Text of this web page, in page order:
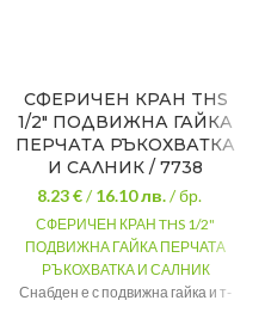
СФЕРИЧЕН КРАН THS
1/2″ ПОДВИЖНА ГАЙКА
ПЕРЧАТА РЪКОХВАТКА
И САЛНИК / 7738
8.23 €/16.10лв./ бр.
СФЕРИЧЕН КРАН THS 1/2"
ПОДВИЖНА ГАЙКА ПЕРЧАТА
РЪКОХВАТКА И САЛНИК
Снабден е с подвижна гайка и т-